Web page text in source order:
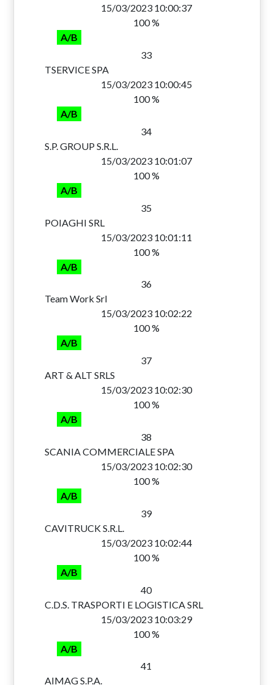
15/03/2023 10:00:37
100 %
A/B
33
TSERVICE SPA
15/03/2023 10:00:45
100 %
A/B
34
S.P. GROUP S.R.L.
15/03/2023 10:01:07
100 %
A/B
35
POIAGHI SRL
15/03/2023 10:01:11
100 %
A/B
36
Team Work Srl
15/03/2023 10:02:22
100 %
A/B
37
ART & ALT SRLS
15/03/2023 10:02:30
100 %
A/B
38
SCANIA COMMERCIALE SPA
15/03/2023 10:02:30
100 %
A/B
39
CAVITRUCK S.R.L.
15/03/2023 10:02:44
100 %
A/B
40
C.D.S. TRASPORTI E LOGISTICA SRL
15/03/2023 10:03:29
100 %
A/B
41
AIMAG S.P.A.